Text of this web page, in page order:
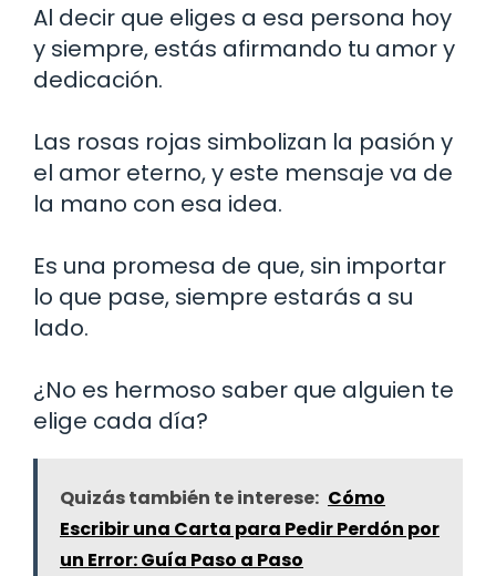
Al decir que eliges a esa persona hoy
y siempre, estás afirmando tu amor y
dedicación.
Las rosas rojas simbolizan la pasión y
el amor eterno, y este mensaje va de
la mano con esa idea.
Es una promesa de que, sin importar
lo que pase, siempre estarás a su
lado.
¿No es hermoso saber que alguien te
elige cada día?
Quizás también te interese: Cómo
Escribir una Carta para Pedir Perdón por
un Error: Guía Paso a Paso